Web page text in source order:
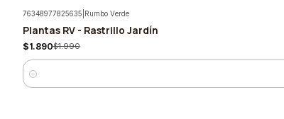
-5%
76348977825635 Rumbo Verde
Plantas RV - Rastrillo Jardín
$1.890$1.990
Quantity